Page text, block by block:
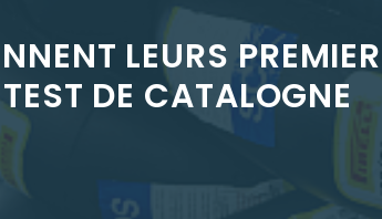
LEURS
TEST DE CATALOGNE